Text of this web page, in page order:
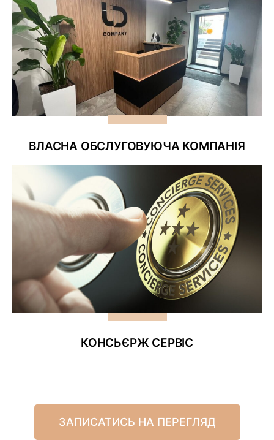
ВЛАСНА ОБСЛУГОВУЮЧА КОМПАНІЯ
КОНСЬЄРЖ СЕРВІС
ЗАПИСАТИСЬ НА ПЕРЕГЛЯД